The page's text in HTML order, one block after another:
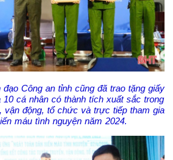
Công an tỉnh cũng đã trao tặng giấy
cá nhân có thành tích xuất sắc trong
vận động, tổ chức và trực tiếp tham gia
máu tình nguyện năm 2024.